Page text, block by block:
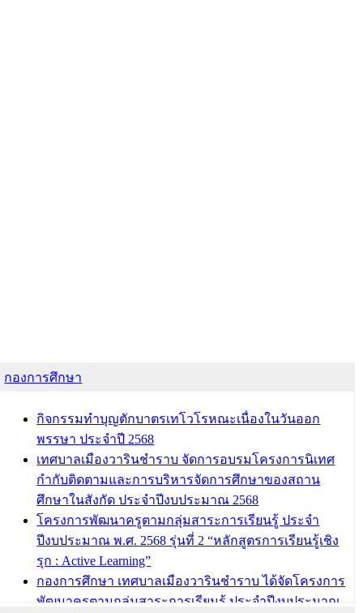
กองการศึกษา
กิจกรรมทำบุญตักบาตรเทโวโรหณะเนื่องในวันออก
พรรษา ประจำปี 2568
เทศบาลเมืองวารินชำราบ จัดการอบรมโครงการนิเทศ
กำกับติดตามและการบริหารจัดการศึกษาของสถาน
ศึกษาในสังกัด ประจำปีงบประมาณ 2568
โครงการพัฒนาครูตามกลุ่มสาระการเรียนรู้ ประจำ
ปีงบประมาณ พ.ศ. 2568 รุ่นที่ 2 “หลักสูตรการเรียนรู้เชิง
รุก : Active Learning”
กองการศึกษา เทศบาลเมืองวารินชำราบ ได้จัดโครงการ
พัฒนาครูตามกลุ่มสาระการเรียนรู้ ประจำปีงบประมาณ